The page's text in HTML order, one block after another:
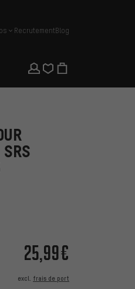
RecrutementBlog
25,99€
excl. frais de port